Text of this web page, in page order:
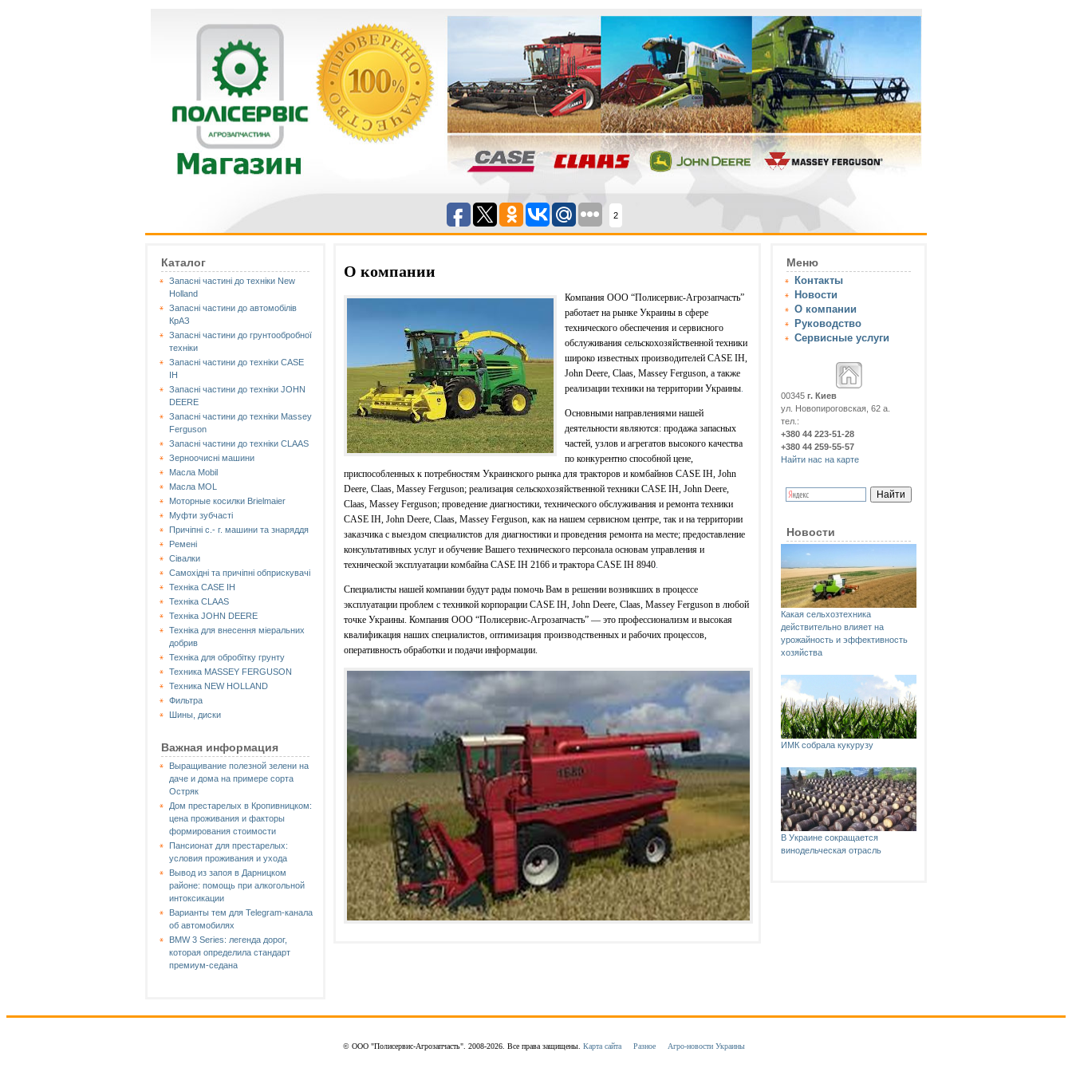
2
Каталог
Запасні частині до техніки New
Holland
Запасні частини до автомобілів
КрАЗ
Запасні частини до грунтообробної
техніки
Запасні частини до техніки CASE
IH
Запасні частини до техніки JOHN
DEERE
Запасні частини до техніки Massey
Ferguson
Запасні частини до техніки СLAAS
Зерноочисні машини
Масла Mobil
Масла MOL
Моторные косилки Brielmaier
Муфти зубчасті
Причіпні с.- г. машини та знаряддя
Ремені
Сівалки
Самохідні та причіпні обприскувачі
Техніка CASE IH
Техніка CLAAS
Техніка JOHN DEERE
Техніка для внесення міеральних
добрив
Техніка для обробітку грунту
Техника MASSEY FERGUSON
Техника NEW HOLLAND
Фильтра
Шины, диски
Важная информация
Выращивание полезной зелени на
даче и дома на примере сорта
Остряк
Дом престарелых в Кропивницком:
цена проживания и факторы
формирования стоимости
Пансионат для престарелых:
условия проживания и ухода
Вывод из запоя в Дарницком
районе: помощь при алкогольной
интоксикации
Варианты тем для Telegram-канала
об автомобилях
BMW 3 Series: легенда дорог,
которая определила стандарт
премиум-седана
Меню
Контакты
Новости
О компании
Руководство
Сервисные услуги
00345 г. Киев
ул. Новопироговская, 62 а.
тел.:
+380 44 223-51-28
+380 44 259-55-57
Найти нас на карте
Новости
Какая сельхозтехника
действительно влияет на
урожайность и эффективность
хозяйства
ИМК собрала кукурузу
В Украине сокращается
винодельческая отрасль
О компании
Компания ООО “Полисервис-Агрозапчасть”
работает на рынке Украины в сфере
технического обеспечения и сервисного
обслуживания сельскохозяйственной техники
широко известных производителей CASE IH,
John Deere, Claas, Massey Ferguson, а также
реализации техники на территории Украины
Основными направлениями нашей
деятельности являются: продажа запасных
частей, узлов и агрегатов высокого качества
по конкурентно способной цене,
приспособленных к потребностям Украинского рынка для тракторов и комбайнов CASE IH, John
Deere, Claas, Massey Ferguson; реализация сельскохозяйственной техники CASE IH, John Deere,
Claas, Massey Ferguson; проведение диагностики, технического обслуживания и ремонта техники
CASE IH, John Deere, Claas, Massey Ferguson, как на нашем сервисном центре, так и на территории
заказчика с выездом специалистов для диагностики и проведения ремонта на месте; предоставление
консультативных услуг и обучение Вашего технического персонала основам управления и
технической эксплуатации комбайна CASE IH 2166 и трактора CASE IH 8940
Специалисты нашей компании будут рады помочь Вам в решении возникших в процессе
эксплуатации проблем с техникой корпорации CASE IH, John Deere, Claas, Massey Ferguson в любой
точке Украины. Компания ООО “Полисервис-Агрозапчасть” — это профессионализм и высокая
квалификация наших специалистов, оптимизация производственных и рабочих процессов,
оперативность обработки и подачи информации.
© ООО "Полисервис-Агрозапчасть". 2008-2026. Все права защищены. Карта сайта Разное Агро-новости Украины